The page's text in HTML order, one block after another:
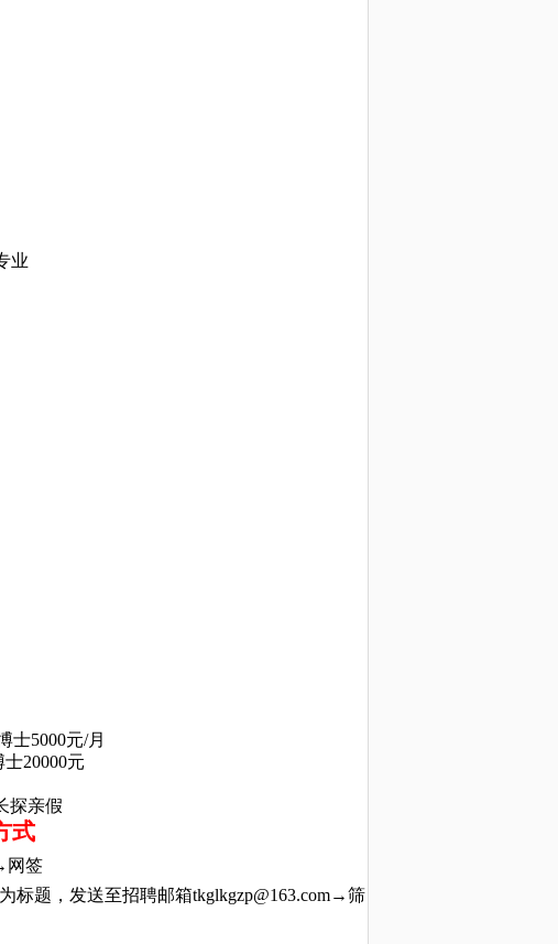
业
士5000元/月
20000元
探亲假
式
网签
标题，发送至招聘邮箱tkglkgzp@163.com→筛